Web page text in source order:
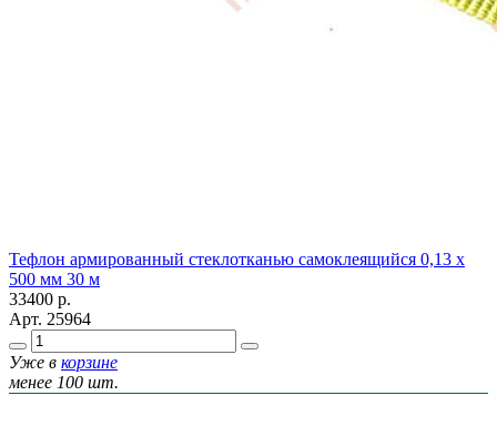
Тефлон армированный стеклотканью самоклеящийся 0,13 х
500 мм 30 м
33400 р.
Арт. 25964
Уже в корзине
менее 100 шт.